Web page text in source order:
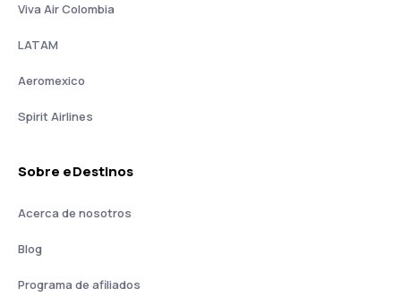
Viva Air Colombia
LATAM
Aeromexico
Spirit Airlines
Sobre eDestinos
Acerca de nosotros
Blog
Programa de afiliados